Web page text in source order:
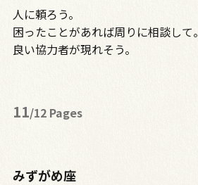
人に頼ろう。
困ったことがあれば周りに相談して。
良い協力者が現れそう。
11/12 Pages
みずがめ座